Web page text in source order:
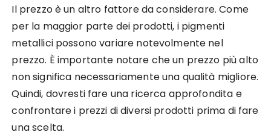
Il prezzo è un altro fattore da considerare. Come
per la maggior parte dei prodotti, i pigmenti
metallici possono variare notevolmente nel
prezzo. È importante notare che un prezzo più alto
non significa necessariamente una qualità migliore.
Quindi, dovresti fare una ricerca approfondita e
confrontare i prezzi di diversi prodotti prima di fare
una scelta.